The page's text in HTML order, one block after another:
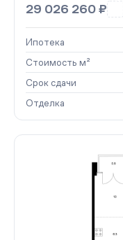
29 026 260 ₽
Ипотека
Стоимость м²
Срок сдачи
Отделка